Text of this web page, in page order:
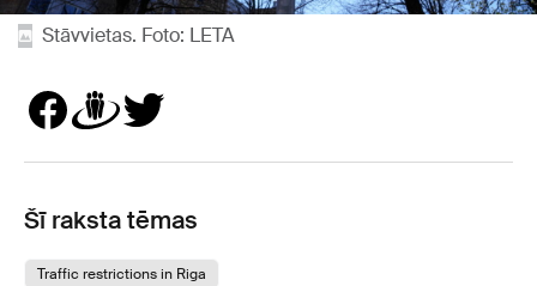
Stāvvietas. Foto: LETA
Šī raksta tēmas
Traffic restrictions in Riga